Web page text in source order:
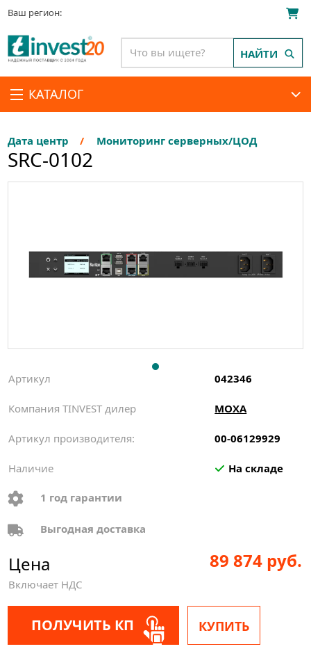
Ваш регион:
КАТАЛОГ
НАЙТИ
Дата центр Мониторинг серверных/ЦОД
SRC-0102
Артикул 042346
Компания TINVEST дилер MOXA
Артикул производителя: 00-06129929
Наличие На складе
1 год гарантии
Выгодная доставка
Цена
Включает НДС
89 874 руб.
ПОЛУЧИТЬ КП КУПИТЬ